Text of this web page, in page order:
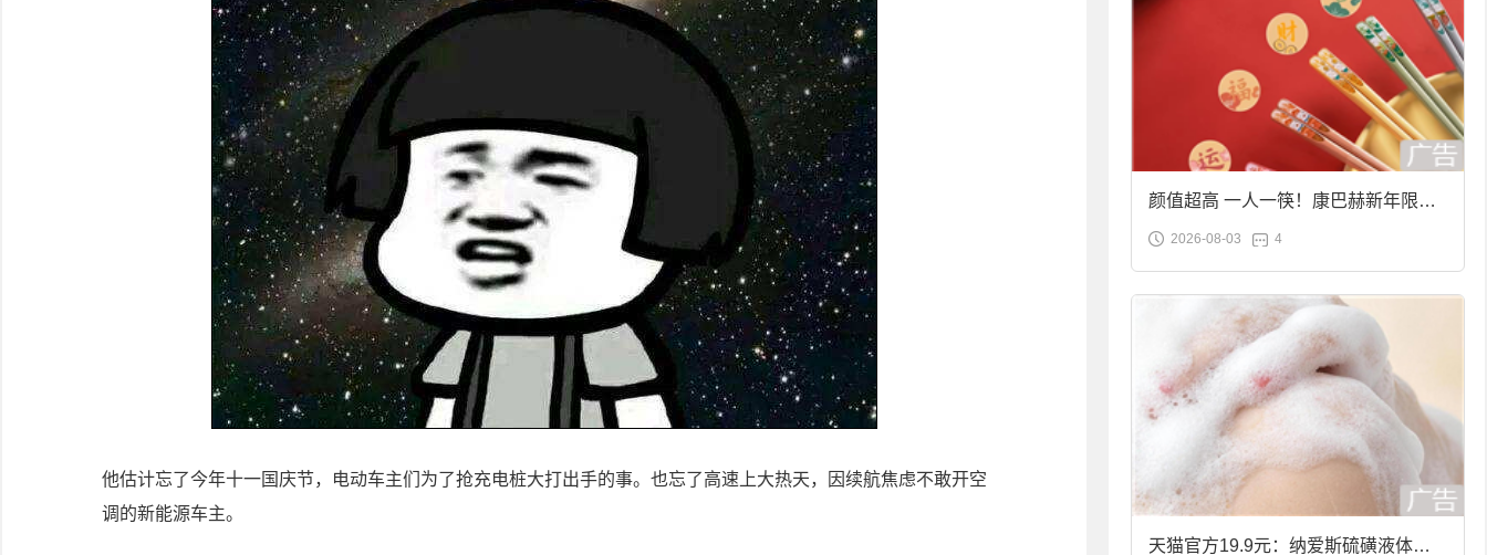
他估计忘了今年十一国庆节，电动车主们为了抢充电桩大打出手的事。也忘了高速上大热天，因续航焦虑不敢开空
调的新能源车主。
颜值超高 一人一筷！康巴赫新年限定
合金筷子大促：19.9元
2026-08-03 4
天猫官方19.9元：纳爱斯硫磺液体香